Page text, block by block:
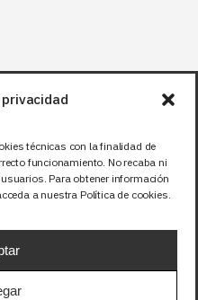
técnicas con la finalidad de
funcionamiento. No recaba ni
Para obtener información
a nuestra Política de cookies.